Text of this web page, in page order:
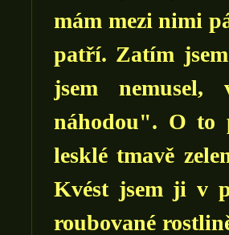
mám mezi nimi
patří. Zatím
jsem
náhodou". O to
lesklé tmavě
Kvést jsem ji v
roubované